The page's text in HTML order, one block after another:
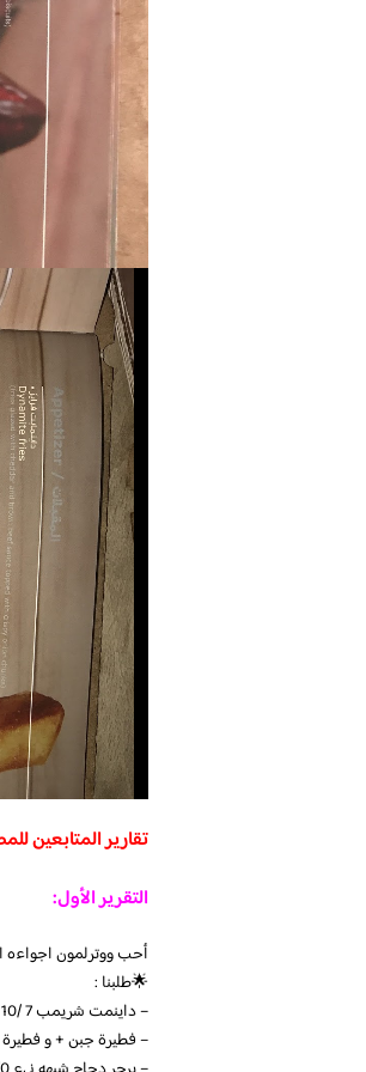
تقارير المتابعين
التقرير الأول:
أحب ووترلمون اجواءه
🌟طلبنا :
– داينمت شريمب 7 /10
– فطيرة جبن + و فطيرة